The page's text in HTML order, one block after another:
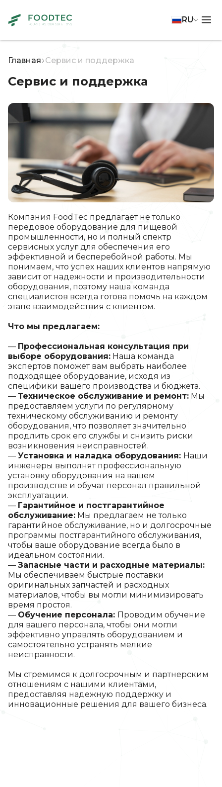
RU
Главная Сервис и поддержка
Сервис и поддержка
Компания FoodTec предлагает не только
передовое оборудование для пищевой
промышленности, но и полный спектр
сервисных услуг для обеспечения его
эффективной и бесперебойной работы. Мы
понимаем, что успех наших клиентов напрямую
зависит от надежности и производительности
оборудования, поэтому наша команда
специалистов всегда готова помочь на каждом
этапе взаимодействия с клиентом.
Что мы предлагаем:
Профессиональная консультация при
выборе оборудования: Наша команда
экспертов поможет вам выбрать наиболее
подходящее оборудование, исходя из
специфики вашего производства и бюджета.
Техническое обслуживание и ремонт: Мы
предоставляем услуги по регулярному
техническому обслуживанию и ремонту
оборудования, что позволяет значительно
продлить срок его службы и снизить риски
возникновения неисправностей.
Установка и наладка оборудования: Наши
инженеры выполнят профессиональную
установку оборудования на вашем
производстве и обучат персонал правильной
эксплуатации.
Гарантийное и постгарантийное
обслуживание: Мы предлагаем не только
гарантийное обслуживание, но и долгосрочные
программы постгарантийного обслуживания,
чтобы ваше оборудование всегда было в
идеальном состоянии.
Запасные части и расходные материалы:
Мы обеспечиваем быстрые поставки
оригинальных запчастей и расходных
материалов, чтобы вы могли минимизировать
время простоя.
Обучение персонала: Проводим обучение
для вашего персонала, чтобы они могли
эффективно управлять оборудованием и
самостоятельно устранять мелкие
неисправности.
Мы стремимся к долгосрочным и партнерским
отношениям с нашими клиентами,
предоставляя надежную поддержку и
инновационные решения для вашего бизнеса.